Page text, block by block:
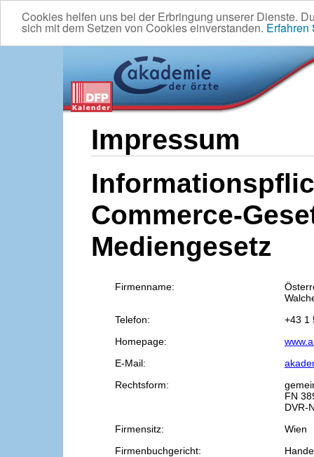
Cookies helfen uns bei der Erbringung unserer Dienste.
sich mit dem Setzen von Cookies einverstanden. Erfahren
Impressum
Commerce-
Mediengesetz
Firmenname:
Telefon:
+43 1
Homepage:
E-Mail:
Rechtsform:
FN
DVR-
Firmensitz:
Wien
Firmenbuchgericht: